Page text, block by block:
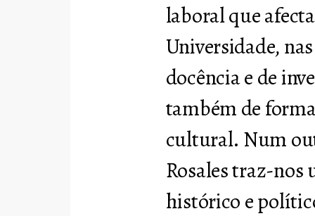
laboral que
Universidade,
docência e de
também de
cultural. Num
Rosales traz-
histórico e